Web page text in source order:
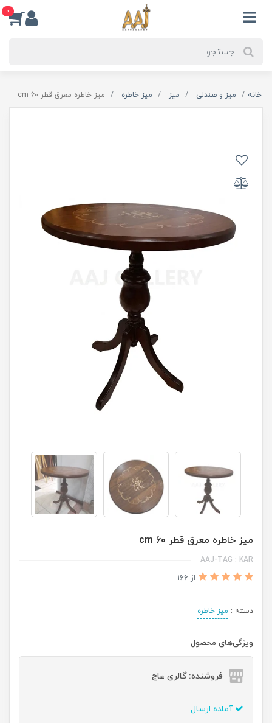
0
خانه میز و صندلی میز میز خاطره میز خاطره معرق قطر 60 cm
میز خاطره معرق قطر 60 cm
AAJ-TAG : KAR
از 166
دسته : میز خاطره
ویژگی‌های محصول
فروشنده: گالری عاج
آماده ارسال